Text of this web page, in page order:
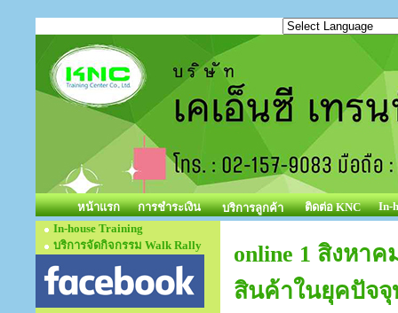
หน้าแรก การชำระเงิน บริการลูกค้า ติดต่อ KNC
In-
In-house Training
บริการจัดกิจกรรม Walk Rally
online 1 สิงหา
สินค้าในยุคปัจจุ